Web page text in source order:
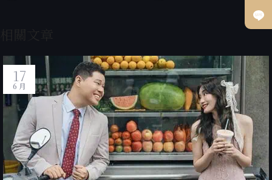
17
6 月